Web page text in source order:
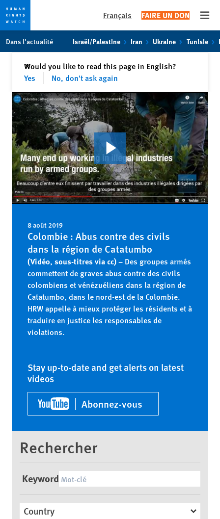
toto
content
Français FAIRE UN DON
Dans l’actualité Israël/Palestine Iran Ukraine Tunisie
Would you like to read this page in English?
Yes
No, don't ask again
✕Fermer
8 août 2019
Colombie : Abus contre des civils
dans la région de Catatumbo
(Vidéo, sous-titres via cc) – Des groupes armés
commettent de graves abus contre des civils
colombiens et vénézuéliens dans la région de
Catatumbo, dans le nord-est de la Colombie.
HRW appelle à mieux protéger les résidents et à
traduire en justice les responsables de
violations.
Stay up-to-date and get alerts on latest
videos
Abonnez-vous
Rechercher
Keyword
Country